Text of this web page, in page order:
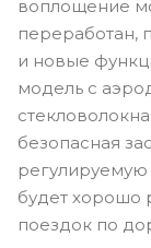
воплощение
переработан,
и новые
модель с
безопасная
регулируемую
будет хорошо
поездок по